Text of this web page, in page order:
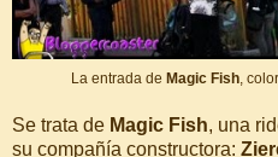
La entrada de Magic Fish,
Se trata de Magic Fish, una
su compañía constructora: